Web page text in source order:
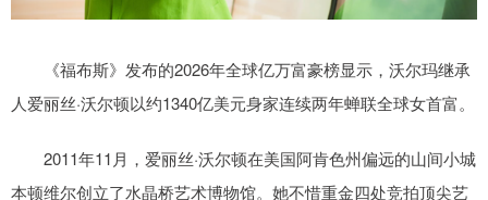
《福布斯》发布的2026年全球亿万富豪榜显示，沃尔玛继承
人爱丽丝·沃尔顿以约1340亿美元身家连续两年蝉联全球女首富。
2011年11月，爱丽丝·沃尔顿在美国阿肯色州偏远的山间小城
本顿维尔创立了水晶桥艺术博物馆。她不惜重金四处竞拍顶尖艺